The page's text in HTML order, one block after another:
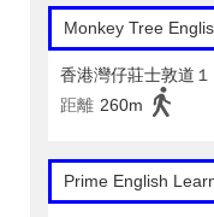
Monkey Tree
香港灣仔莊士敦道
距離 260m
Prime English